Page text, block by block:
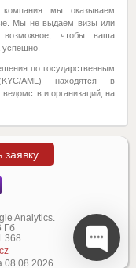
компания мы оказываем
Мы не выдаем визы или
чтобы ваша
успешно.
по государственным
AML) находятся в
и организаций, на
заявку
Analytics.
Гб
368
08.08.2026